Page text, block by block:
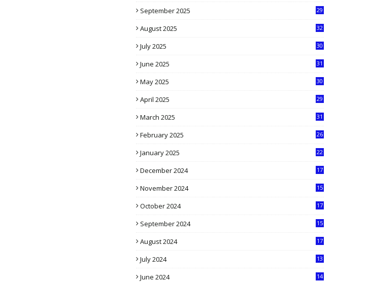
September 2025
29
August 2025
32
July 2025
30
June 2025
31
May 2025
30
April 2025
29
March 2025
31
February 2025
26
January 2025
22
December 2024
17
November 2024
15
October 2024
17
September 2024
15
August 2024
17
July 2024
13
June 2024
14